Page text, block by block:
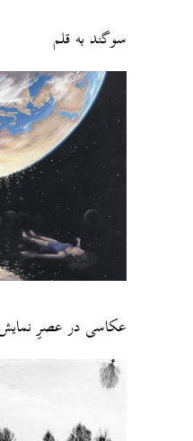
سوگند به قلم
عکاسی در عصرِ